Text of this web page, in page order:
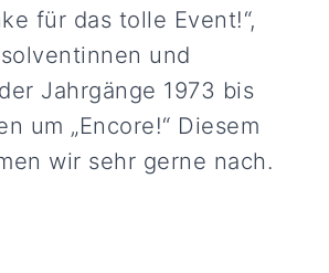
für das tolle Event!“,
und
Jahrgänge 1973 bis
um „Encore!“ Diesem
wir sehr gerne nach.